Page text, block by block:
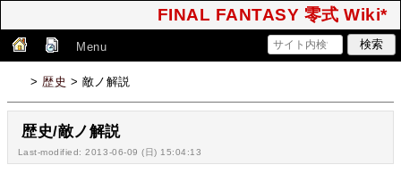
FINAL FANTASY 零式 Wiki*
Menu
> 歴史 > 敵ノ解説
歴史/敵ノ解説
Last-modified: 2013-06-09 (日) 15:04:13